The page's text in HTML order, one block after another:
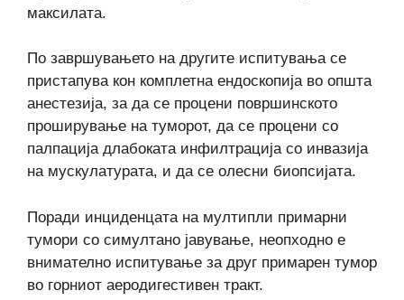
максилата.
По завршувањето на другите испитувања се
пристапува кон комплетна ендоскопија во општа
анестезија, за да се процени површинското
проширување на туморот, да се процени со
палпација длабоката инфилтрација со инвазија
на мускулатурата, и да се олесни биопсијата.
Поради инциденцата на мултипли примарни
тумори со симултано јавување, неопходно е
внимателно испитување за друг примарен тумор
во горниот аеродигестивен тракт.